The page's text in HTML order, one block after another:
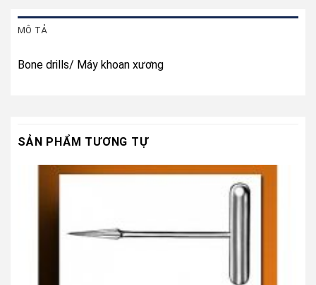
MÔ TẢ
Bone drills/ Máy khoan xương
SẢN PHẨM TƯƠNG TỰ